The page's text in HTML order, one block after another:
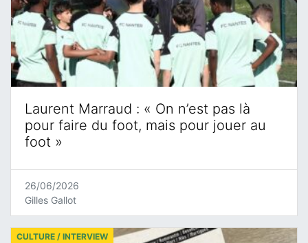
Laurent Marraud : « On n’est pas là
pour faire du foot, mais pour jouer au
foot »
26/06/2026
Gilles Gallot
CULTURE / INTERVIEW